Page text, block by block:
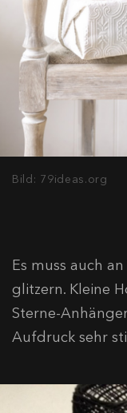
Bild: 79ideas.org
Es muss auch
glitzern. Kleine
Sterne-
Aufdruck sehr